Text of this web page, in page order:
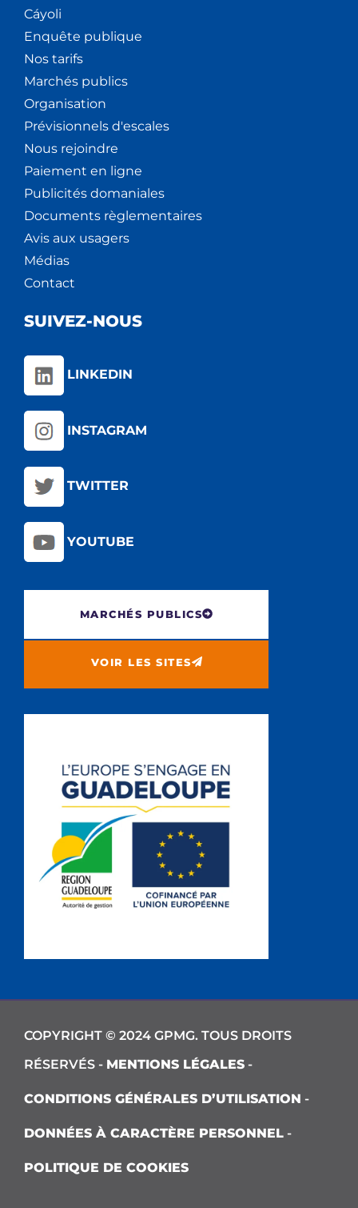
Cáyoli
Enquête publique
Nos tarifs
Marchés publics
Organisation
Prévisionnels d'escales
Nous rejoindre
Paiement en ligne
Publicités domaniales
Documents règlementaires
Avis aux usagers
Médias
Contact
SUIVEZ-NOUS
LINKEDIN
INSTAGRAM
TWITTER
YOUTUBE
MARCHÉS PUBLICS
VOIR LES SITES
COPYRIGHT © 2024 GPMG. TOUS DROITS
RÉSERVÉS - MENTIONS LÉGALES -
CONDITIONS GÉNÉRALES D’UTILISATION -
DONNÉES À CARACTÈRE PERSONNEL -
POLITIQUE DE COOKIES